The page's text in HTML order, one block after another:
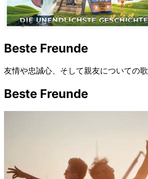
Beste Freunde
友情や忠誠心、そして親友についての歌
Beste Freunde